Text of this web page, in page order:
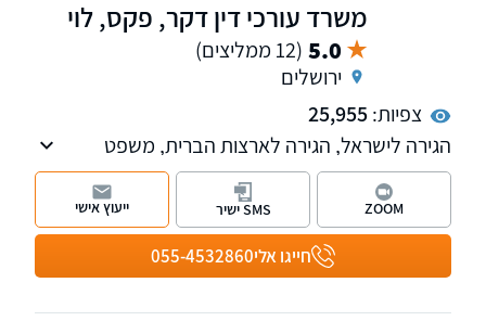
משרד עורכי דין דקר, פקס, לוי
5.0 (12 ממליצים)
ירושלים
צפיות:25,955
הגירה לישראל, הגירה לארצות הברית, משפט
אזרחי מנהלי, אזרחי מסחרי
חייגו אלי055-4532860
ZOOM SMS ישיר ייעוץ אישי